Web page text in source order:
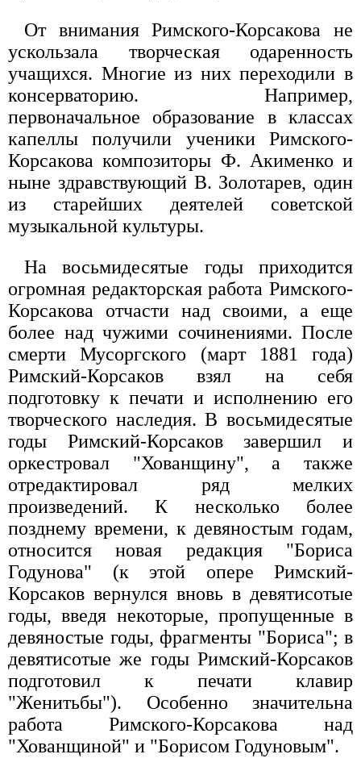
От внимания Римского-Корсакова не
ускользала творческая одаренность
учащихся. Многие из них переходили в
консерваторию. Например,
первоначальное образование в классах
капеллы получили ученики Римского-
Корсакова композиторы Ф. Акименко и
ныне здравствующий В. Золотарев, один
из старейших деятелей советской
музыкальной культуры.
На восьмидесятые годы приходится
огромная редакторская работа Римского-
Корсакова отчасти над своими, а еще
более над чужими сочинениями. После
смерти Мусоргского (март 1881 года)
Римский-Корсаков взял на себя
подготовку к печати и исполнению его
творческого наследия. В восьмидесятые
годы Римский-Корсаков завершил и
оркестровал "Хованщину", а также
отредактировал ряд мелких
произведений. К несколько более
позднему времени, к девяностым годам,
относится новая редакция "Бориса
Годунова" (к этой опере Римский-
Корсаков вернулся вновь в девятисотые
годы, введя некоторые, пропущенные в
девяностые годы, фрагменты "Бориса"; в
девятисотые же годы Римский-Корсаков
подготовил к печати клавир
"Женитьбы"). Особенно значительна
работа Римского-Корсакова над
"Хованщиной" и "Борисом Годуновым".